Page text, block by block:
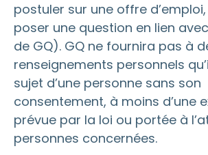
postuler sur une offre
poser une question en lien
de GQ). GQ ne fournira pas à
renseignements personnels
sujet d’une personne sans son
consentement, à moins d’une
prévue par la loi ou portée à
personnes concernées.